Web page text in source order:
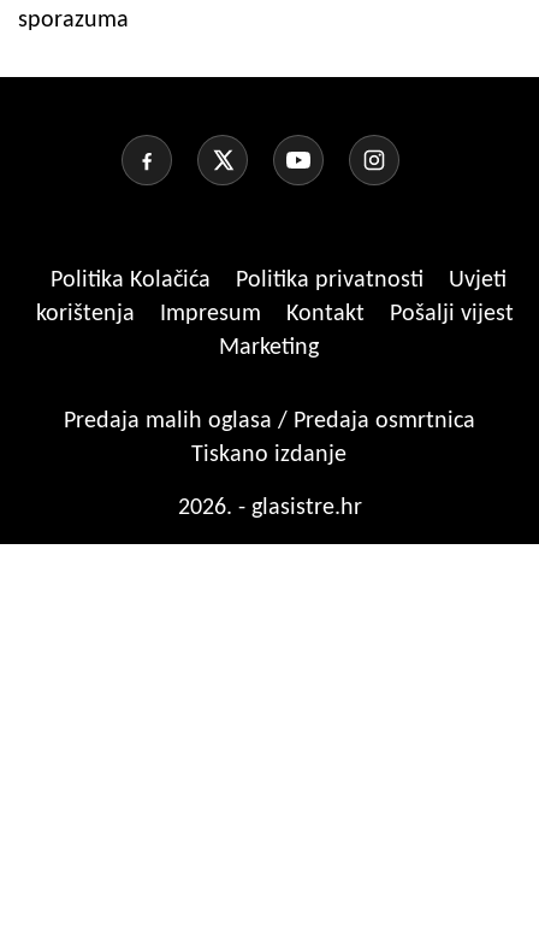
sporazuma
Politika Kolačića Politika privatnosti
Uvjeti
korištenja
Impresum Kontakt
Pošalji vijest
Marketing
Predaja malih oglasa / Predaja osmrtnica
Tiskano izdanje
2026. - glasistre.hr